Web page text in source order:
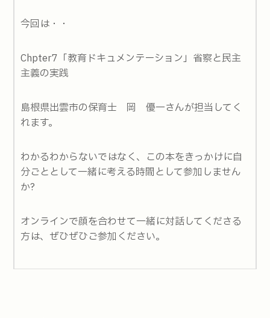
今回は・・
Chpter7「教育ドキュメンテーション」省察と民主
主義の実践
島根県出雲市の保育士 岡 優一さんが担当してく
れます。
わかるわからないではなく、この本をきっかけに自
分ごととして一緒に考える時間として参加しません
か?
オンラインで顔を合わせて一緒に対話してくださる
方は、ぜひぜひご参加ください。